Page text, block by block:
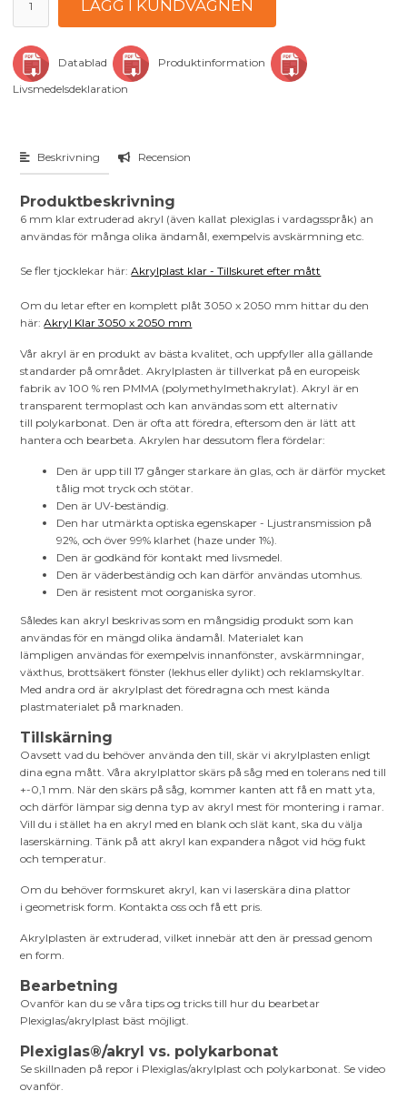
Datablad
Produktinformation
Livsmedelsdeklaration
Beskrivning Recension
Produktbeskrivning
6 mm klar extruderad akryl (även kallat plexiglas i vardagsspråk) an
användas för många olika ändamål, exempelvis avskärmning etc.
Se fler tjocklekar här:Akrylplast klar - Tillskuret efter mått
Om du letar efter en komplett plåt 3050 x 2050 mm hittar du den
här:Akryl Klar 3050 x 2050 mm
Vår akryl är en produkt av bästa kvalitet, och uppfyller alla gällande
standarder på området. Akrylplasten är tillverkat på en europeisk
fabrik av 100 % ren PMMA (polymethylmethakrylat). Akryl är en
transparent termoplast och kan användas som ett alternativ
till polykarbonat. Den är ofta att föredra, eftersom den är lätt att
hantera och bearbeta. Akrylen har dessutom flera fördelar:
Den är upp till 17 gånger starkare än glas, och är därför mycket
tålig mot tryck och stötar.
Den är UV-beständig.
Den har utmärkta optiska egenskaper - Ljustransmission på
92%, och över 99% klarhet (haze under 1%).
Den är godkänd för kontakt med livsmedel.
Den är väderbeständig och kan därför användas utomhus.
Den är resistent mot oorganiska syror.
Således kan akryl beskrivas som en mångsidig produkt som kan
användas för en mängd olika ändamål. Materialet kan
lämpligen användas för exempelvis innanfönster, avskärmningar,
växthus, brottsäkert fönster (lekhus eller dylikt) och reklamskyltar.
Med andra ord är akrylplast det föredragna och mest kända
plastmaterialet på marknaden.
Tillskärning
Oavsett vad du behöver använda den till, skär vi akrylplasten enligt
dina egna mått. Våra akrylplattor skärs på såg med en tolerans ned till
+-0,1 mm. När den skärs på såg, kommer kanten att få en matt yta,
och därför lämpar sig denna typ av akryl mest för montering i ramar.
Vill du i stället ha en akryl med en blank och slät kant, ska du välja
laserskärning. Tänk på att akryl kan expandera något vid hög fukt
och temperatur.
Om du behöver formskuret akryl, kan vi laserskära dina plattor
i geometrisk form. Kontakta oss och få ett pris.
Akrylplasten är extruderad, vilket innebär att den är pressad genom
en form.
Bearbetning
Ovanför kan du se våra tips og tricks till hur du bearbetar
Plexiglas/akrylplast bäst möjligt.
Plexiglas®/akryl vs. polykarbonat
Se skillnaden på repor i Plexiglas/akrylplast och polykarbonat. Se video
ovanför.